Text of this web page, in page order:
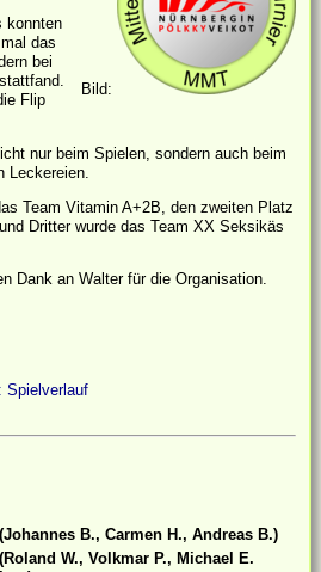
Bild:
konnten
das
bei
Flip
nur beim Spielen, sondern auch beim
Leckereien.
Team Vitamin A+2B, den zweiten Platz
Dritter wurde das Team XX Seksikäs
Dank an Walter für die Organisation.
Spielverlauf
(Johannes B., Carmen H., Andreas B.)
(Roland W., Volkmar P., Michael E.